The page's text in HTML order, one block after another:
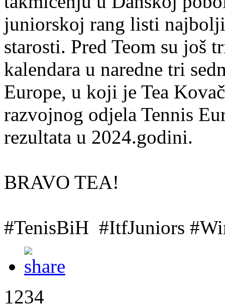
juniorskoj rang listi
starosti. Pred Teom su još
kalendara u naredne tri
Europe, u koji je Tea
razvojnog odjela Tennis
rezultata u 2024.godini.
BRAVO TEA!
#TenisBiH #ItfJuniors
1234